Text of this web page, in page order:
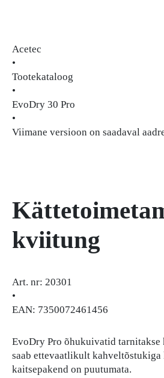
Acetec
•
Tootekataloog
•
EvoDry 30 Pro
•
Viimane versioon on saadaval
kviitung
Art. nr: 20301
•
EAN: 7350072461456
EvoDry Pro õhukuivatid tarnitakse
saab ettevaatlikult kahveltõstukiga
kaitsepakend on puutumata.